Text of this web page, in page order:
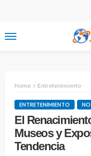
Home Entretenimiento
ENTRETENIMIENTO
El
Museos y
Tendencia